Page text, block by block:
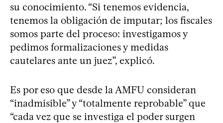
su conocimiento. “Si tenemos evidencia,
tenemos la obligación de imputar; los fiscales
somos parte del proceso: investigamos y
pedimos formalizaciones y medidas
cautelares ante un juez”, explicó.
Es por eso que desde la AMFU consideran
“inadmisible” y “totalmente reprobable” que
“cada vez que se investiga el poder surgen